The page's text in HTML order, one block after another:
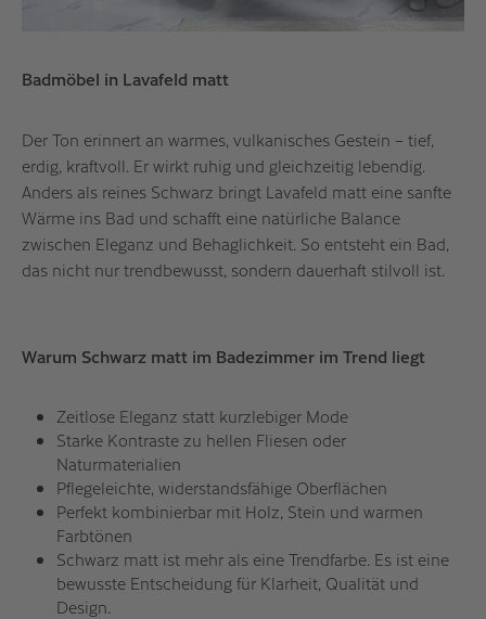
Badmöbel in Lavafeld matt
Der Ton erinnert an warmes, vulkanisches Gestein – tief,
erdig, kraftvoll. Er wirkt ruhig und gleichzeitig lebendig.
Anders als reines Schwarz bringt Lavafeld matt eine sanfte
Wärme ins Bad und schafft eine natürliche Balance
zwischen Eleganz und Behaglichkeit. So entsteht ein Bad,
das nicht nur trendbewusst, sondern dauerhaft stilvoll ist.
Warum Schwarz matt im Badezimmer im Trend liegt
Zeitlose Eleganz statt kurzlebiger Mode
Starke Kontraste zu hellen Fliesen oder
Naturmaterialien
Pflegeleichte, widerstandsfähige Oberflächen
Perfekt kombinierbar mit Holz, Stein und warmen
Farbtönen
Schwarz matt ist mehr als eine Trendfarbe. Es ist eine
bewusste Entscheidung für Klarheit, Qualität und
Design.